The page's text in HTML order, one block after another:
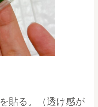
貼る。（透け感が